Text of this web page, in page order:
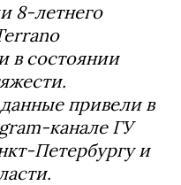
8-летнего
в состоянии
привели в
канале ГУ
Петербургу и